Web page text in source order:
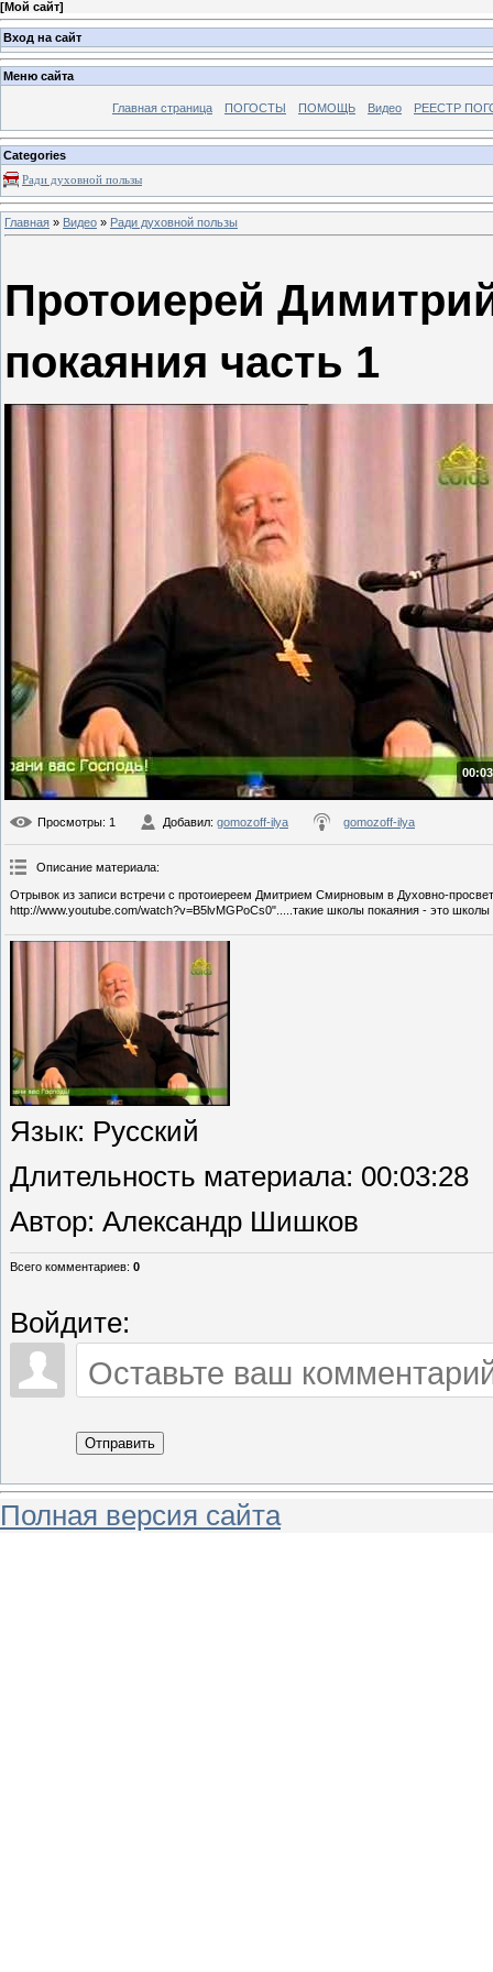
[Мой сайт]
Вход на сайт
Меню сайта
Главная страница ПОГОСТЫ ПОМОЩЬ Видео РЕЕСТР
Categories
Ради духовной пользы
Главная » Видео » Ради духовной пользы
Протоиерей
покаяния часть 1
Просмотры: 1 Добавил: gomozoff-ilya gomozoff-ilya
Описание материала:
Отрывок из записи встречи с протоиереем Дмитрием Смирновым в Духовно-
http://www.youtube.com/watch?v=B5lvMGPoCs0".....такие школы покаяния - это
Язык: Русский
Длительность материала: 00:03:28
Автор: Александр Шишков
Всего комментариев: 0
Войдите:
Отправить
Полная версия сайта